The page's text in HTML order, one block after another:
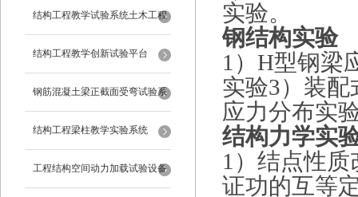
载系统
结构工程教学试验系统土木工程
试验设备
结构工程教学创新试验平台
钢筋混凝土梁正截面受弯试验系
统
结构工程梁柱教学实验系统
工程结构空间动力加载试验设备
实验。
钢结构实验
1）H型钢梁
实验3）装
应力分布实
结构力学实
1）结点性
证功的互等